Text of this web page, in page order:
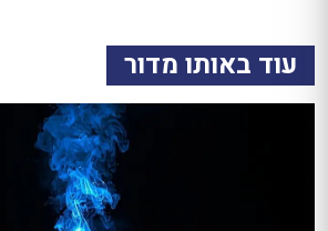
עוד באותו מדור